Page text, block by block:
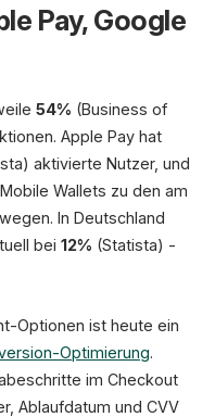
Pay, Google
54% (Business of
Apple Pay hat
aktivierte Nutzer, und
Wallets zu den am
In Deutschland
bei 12% (Statista) -
Optionen ist heute ein
Optimierung.
im Checkout
Ablaufdatum und CVV